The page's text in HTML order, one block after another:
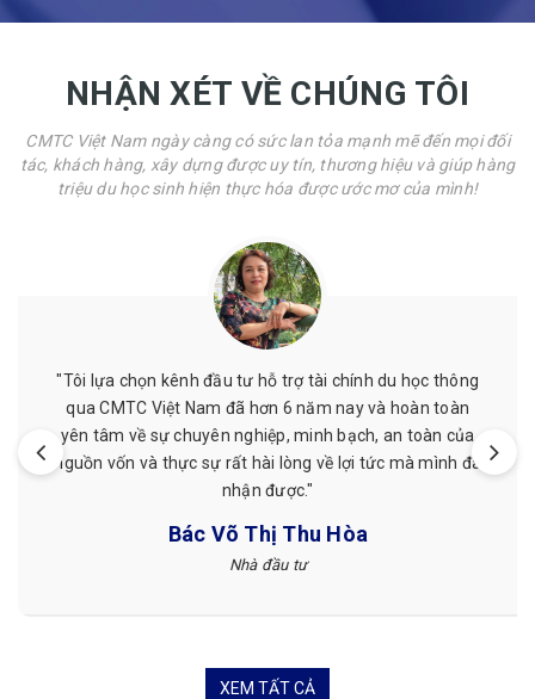
NHẬN XÉT VỀ CHÚNG TÔI
CMTC Việt Nam ngày càng có sức lan tỏa mạnh mẽ đến mọi đối
tác, khách hàng, xây dựng được uy tín, thương hiệu và giúp hàng
triệu du học sinh hiện thực hóa được ước mơ của mình!
"Tôi lựa chọn kênh đầu tư hỗ trợ tài chính du học thông
qua CMTC Việt Nam đã hơn 6 năm nay và hoàn toàn
yên tâm về sự chuyên nghiệp, minh bạch, an toàn của
nguồn vốn và thực sự rất hài lòng về lợi tức mà mình đã
nhận được."
Bác Võ Thị Thu Hòa
Nhà đầu tư
XEM TẤT CẢ